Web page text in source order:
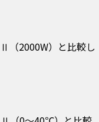
（2000W）と比較し